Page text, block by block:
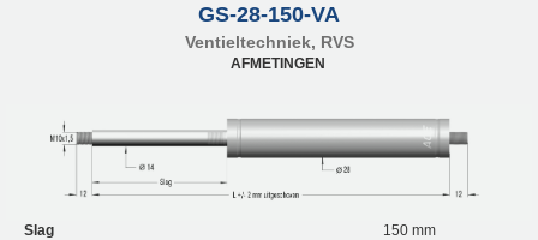
GS-28-150-VA
Ventieltechniek, RVS
AFMETINGEN
Slag
150 mm